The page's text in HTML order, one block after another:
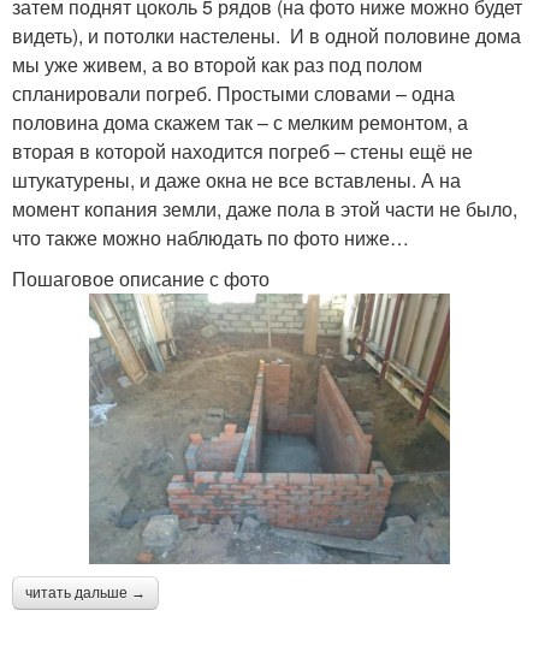
затем поднят цоколь 5 рядов (на фото ниже можно будет
видеть), и потолки настелены. И в одной половине дома
мы уже живем, а во второй как раз под полом
спланировали погреб. Простыми словами – одна
половина дома скажем так – с мелким ремонтом, а
вторая в которой находится погреб – стены ещё не
штукатурены, и даже окна не все вставлены. А на
момент копания земли, даже пола в этой части не было,
что также можно наблюдать по фото ниже…
Пошаговое описание с фото
читать дальше →